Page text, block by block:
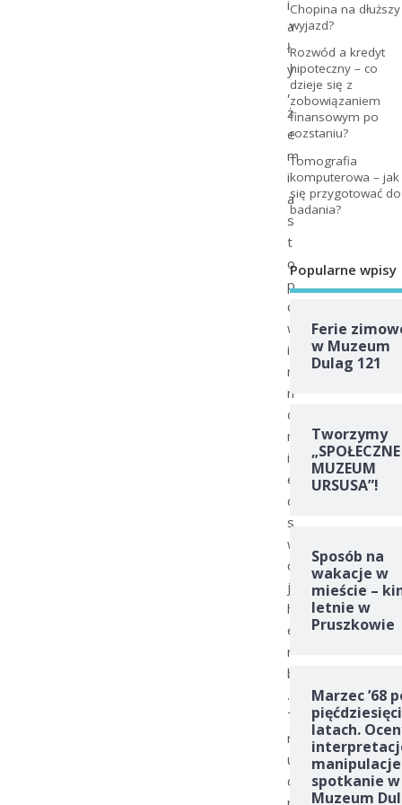
i
a
ł
y
,
ż
e
m
i
a
s
t
o
p
o
w
i
n
n
o
m
i
e
ć
s
w
ó
j
h
e
r
b
.
T
r
u
d
Chopina na dłuższy
wyjazd?
Rozwód a kredyt
hipoteczny – co
dzieje się z
zobowiązaniem
finansowym po
rozstaniu?
Tomografia
komputerowa – jak
się przygotować do
badania?
Popularne wpisy
Ferie
w Muzeum
Dulag 121
Tworzymy
„SPOŁECZNE
MUZEUM
URSUSA”!
Sposób na
wakacje w
mieście –
letnie w
Pruszkowie
Marzec ’68
latach.
spotkanie w
Muzeum